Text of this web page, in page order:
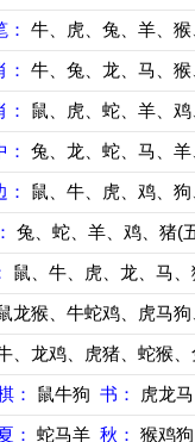
： 牛、虎、兔、羊、猴
： 牛、兔、龙、马、
： 鼠、虎、蛇、羊、鸡
： 兔、龙、蛇、马、
： 鼠、牛、虎、鸡、
兔、蛇、羊、鸡、猪(
鼠、牛、虎、龙、马、
龙猴、牛蛇鸡、虎马
、龙鸡、虎猪、蛇猴
： 鼠牛狗 书： 虎龙马
： 蛇马羊 秋： 猴鸡狗